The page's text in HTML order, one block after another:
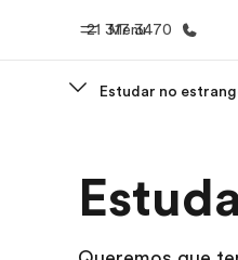
Menu
21 317 3470
Bem-vindo
Estudar no